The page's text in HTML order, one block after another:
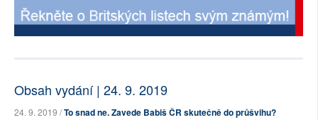
Obsah vydání | 24. 9. 2019
24. 9. 2019 /To snad ne. Zavede Babiš ČR skutečně do průšvihu?